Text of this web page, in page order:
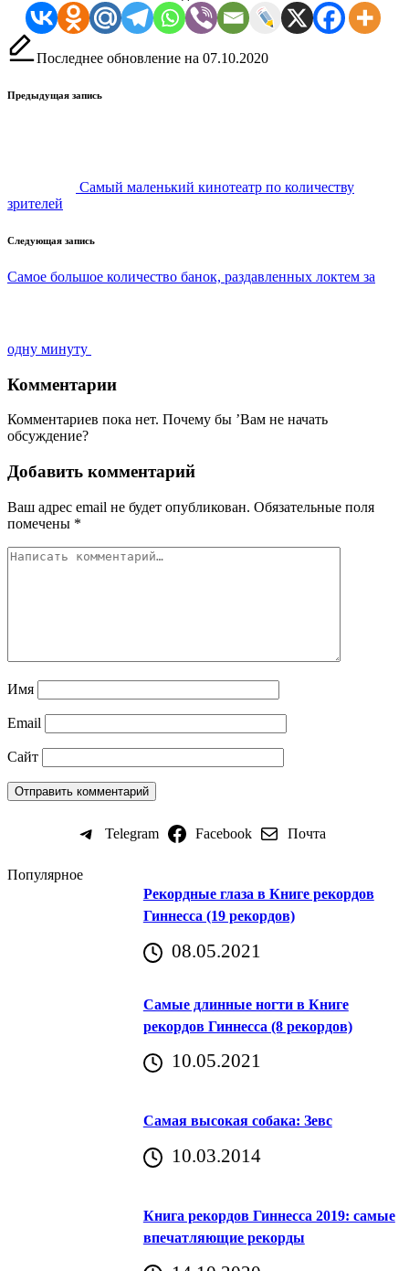
Последнее обновление на 07.10.2020
Навигация
Предыдущая запись
Самый маленький кинотеатр по количеству
зрителей
Следующая запись
Самое большое количество банок, раздавленных локтем за
одну минуту
Комментарии
Комментариев пока нет. Почему бы ’Вам не начать
обсуждение?
Добавить комментарий
Ваш адрес email не будет опубликован. Обязательные поля
помечены *
Имя
Email
Сайт
Telegram Facebook Почта
Популярное
Рекордные глаза в Книге рекордов
Гиннесса (19 рекордов)
08.05.2021
Самые длинные ногти в Книге
рекордов Гиннесса (8 рекордов)
10.05.2021
Самая высокая собака: Зевс
10.03.2014
Книга рекордов Гиннесса 2019: самые
впечатляющие рекорды